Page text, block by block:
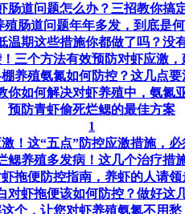
肠道问题怎么办？三招教你搞
殖肠道问题年年多发，到底是
温期这些措施你都做了吗？没
三个方法有效预防对虾应激，
养殖氨氮如何防控？这几点要
你如何解决对虾养殖中，氨氮
预防青虾偷死烂鳃的最佳方案
1
！这“五点”防控应激措施，
鳃养殖多发病！这几个治疗措
虾拖便防控指南，养虾的人请领
对虾拖便该如何防控？做好这
个，让您对虾养殖氨氮不用愁